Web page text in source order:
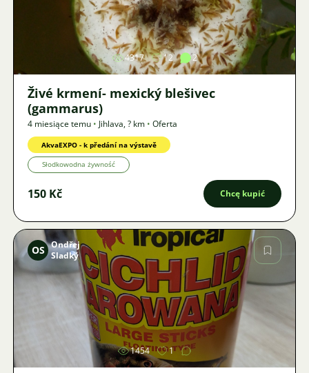
Zdjęcie
4317 12 2
Živé krmení- mexický blešivec
(gammarus)
4 miesiące temu • Jihlava,? km • Oferta
AkvaEXPO - k předání na výstavě
Słodkowodna żywność
150 Kč Chcę kupić
Zdjęcie
OS Ondřej
Sladký
1454 1